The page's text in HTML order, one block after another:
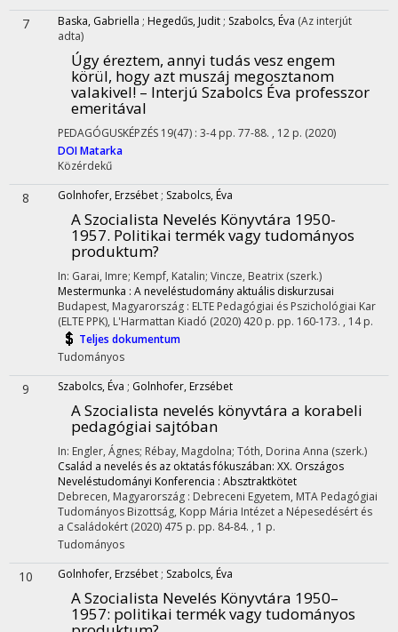
7 Baska, Gabriella ; Hegedűs, Judit ; Szabolcs, Éva (Az interjút
adta)
Úgy éreztem, annyi tudás vesz engem
körül, hogy azt muszáj megosztanom
valakivel! – Interjú Szabolcs Éva professzor
emeritával
PEDAGÓGUSKÉPZÉS 19(47) : 3-4 pp. 77-88. , 12 p. (2020)
DOIMatarka
Közérdekű
8 Golnhofer, Erzsébet ; Szabolcs, Éva
A Szocialista Nevelés Könyvtára 1950-
1957. Politikai termék vagy tudományos
produktum?
In: Garai, Imre; Kempf, Katalin; Vincze, Beatrix (szerk.)
Mestermunka : A neveléstudomány aktuális diskurzusai
Budapest, Magyarország : ELTE Pedagógiai és Pszichológiai Kar
(ELTE PPK), L'Harmattan Kiadó (2020) 420 p. pp. 160-173. , 14 p.
Teljes dokumentum
Tudományos
9 Szabolcs, Éva ; Golnhofer, Erzsébet
A Szocialista nevelés könyvtára a korabeli
pedagógiai sajtóban
In: Engler, Ágnes; Rébay, Magdolna; Tóth, Dorina Anna (szerk.)
Család a nevelés és az oktatás fókuszában: XX. Országos
Neveléstudományi Konferencia : Absztraktkötet
Debrecen, Magyarország : Debreceni Egyetem, MTA Pedagógiai
Tudományos Bizottság, Kopp Mária Intézet a Népesedésért és
a Családokért (2020) 475 p. pp. 84-84. , 1 p.
Tudományos
10 Golnhofer, Erzsébet ; Szabolcs, Éva
A Szocialista Nevelés Könyvtára 1950–
1957: politikai termék vagy tudományos